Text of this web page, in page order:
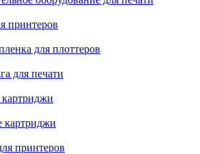
принтеров
для плоттеров
для печати
картриджи
принтеров